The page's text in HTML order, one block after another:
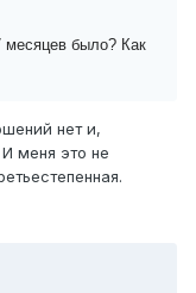
месяцев было? Как
нет и,
меня это не